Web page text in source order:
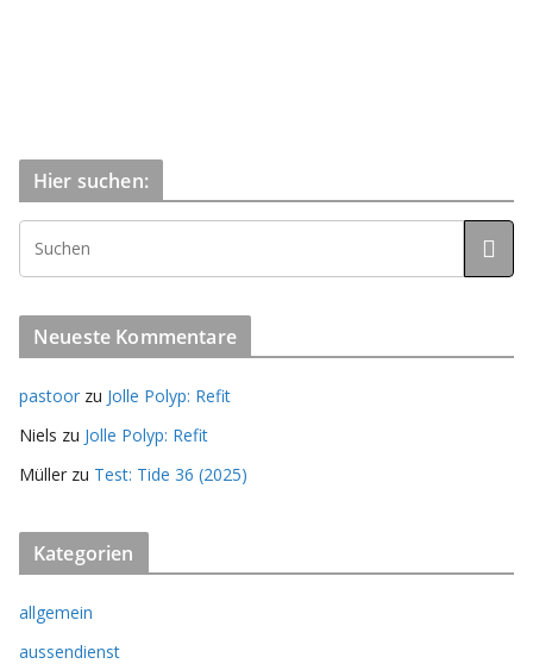
Hier suchen:
Neueste Kommentare
pastoor zu Jolle Polyp: Refit
Niels zu Jolle Polyp: Refit
Müller zu Test: Tide 36 (2025)
Kategorien
allgemein
aussendienst